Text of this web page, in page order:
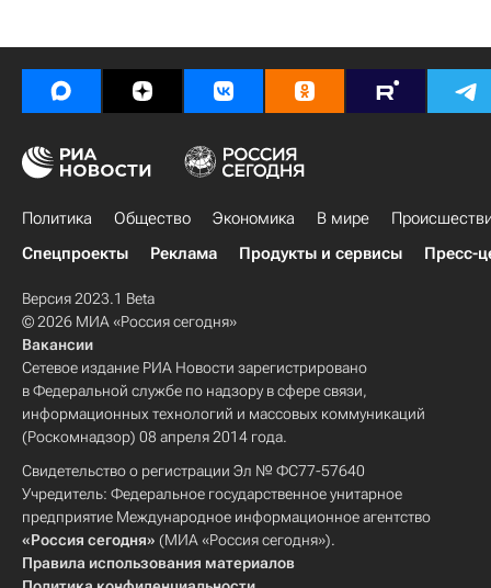
Политика Общество Экономика В мире
Спецпроекты
Реклама Продукты и сервисы Пресс-
Версия 2023.1 Beta
© 2026 МИА «Россия сегодня»
Вакансии
Сетевое издание РИА Новости зарегистрировано
в Федеральной службе по надзору в сфере связи,
информационных технологий и массовых коммуникаций
(Роскомнадзор) 08 апреля 2014 года.
Свидетельство о регистрации Эл № ФС77-57640
Учредитель: Федеральное государственное унитарное
предприятие Международное информационное агентство
«Россия сегодня» (МИА «Россия сегодня»).
Правила использования материалов